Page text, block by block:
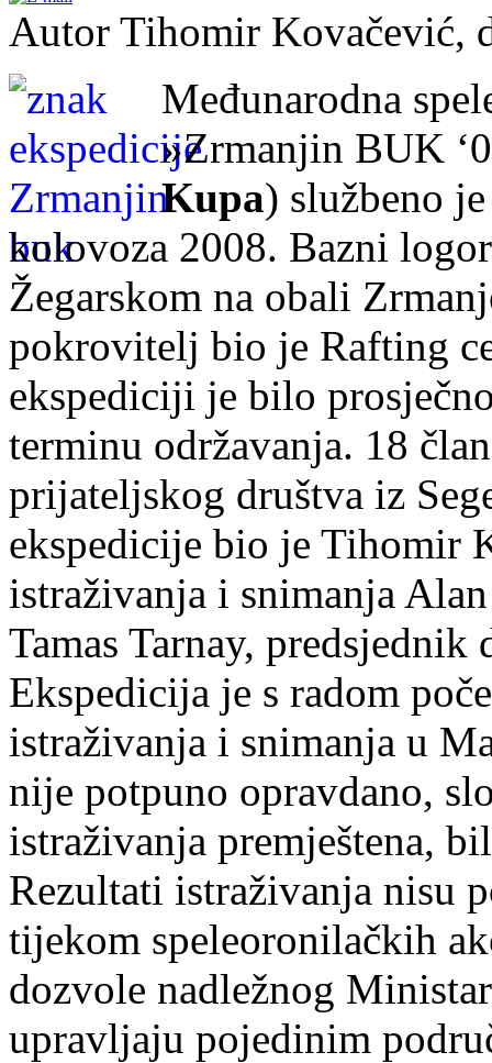
Autor Tihomir Kovačević,
Međunarodna
»Zrmanjin BUK
Kupa) službeno
kolovoza 2008. Bazni
Žegarskom na obali
pokrovitelj bio je Rafting
ekspediciji je bilo
terminu održavanja. 18
prijateljskog društva iz
ekspedicije bio je Tihomir
istraživanja i snimanja
Tamas Tarnay, predsjednik
Ekspedicija je s radom
istraživanja i snimanja u
nije potpuno opravdano,
istraživanja premještena,
Rezultati istraživanja nisu
tijekom speleoronilačkih
dozvole nadležnog
upravljaju pojedinim